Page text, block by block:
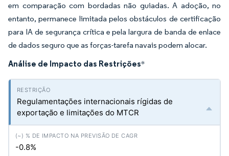
em comparação com bordadas não guiadas. A adoção, no
entanto, permanece limitada pelos obstáculos de certificação
para IA de segurança crítica e pela largura de banda de enlace
de dados seguro que as forças-tarefa navais podem alocar.
Análise de Impacto das Restrições*
Regulamentações internacionais rígidas de
exportação e limitações do MTCR
-0.8%